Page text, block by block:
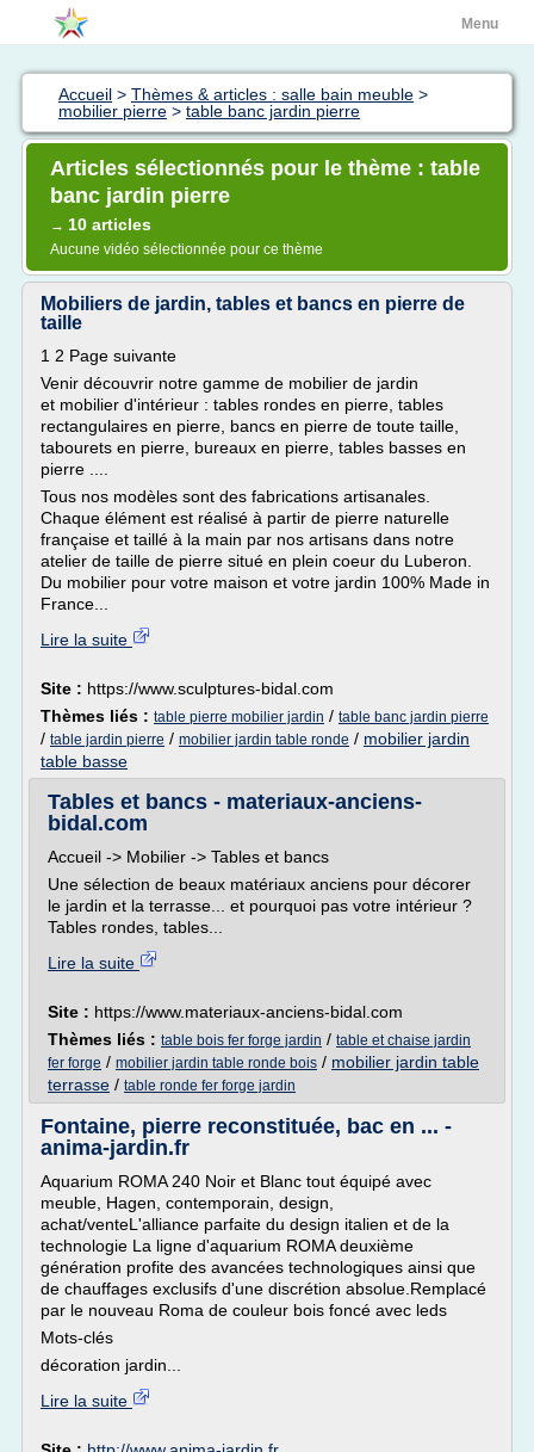
Menu
Accueil > Thèmes & articles : salle bain meuble >
mobilier pierre > table banc jardin pierre
Articles sélectionnés pour le thème : table
banc jardin pierre
→ 10 articles
Aucune vidéo sélectionnée pour ce thème
Mobiliers de jardin, tables et bancs en pierre de
taille
1 2 Page suivante
Venir découvrir notre gamme de mobilier de jardin
et mobilier d'intérieur : tables rondes en pierre, tables
rectangulaires en pierre, bancs en pierre de toute taille,
tabourets en pierre, bureaux en pierre, tables basses en
pierre ....
Tous nos modèles sont des fabrications artisanales.
Chaque élément est réalisé à partir de pierre naturelle
française et taillé à la main par nos artisans dans notre
atelier de taille de pierre situé en plein coeur du Luberon.
Du mobilier pour votre maison et votre jardin 100% Made in
France...
Lire la suite
Site : https://www.sculptures-bidal.com
Thèmes liés : table pierre mobilier jardin / table banc jardin pierre
/ table jardin pierre / mobilier jardin table ronde / mobilier jardin
table basse
Tables et bancs - materiaux-anciens-
bidal.com
Accueil -> Mobilier -> Tables et bancs
Une sélection de beaux matériaux anciens pour décorer
le jardin et la terrasse... et pourquoi pas votre intérieur ?
Tables rondes, tables...
Lire la suite
Site : https://www.materiaux-anciens-bidal.com
Thèmes liés : table bois fer forge jardin / table et chaise jardin
fer forge / mobilier jardin table ronde bois / mobilier jardin table
terrasse / table ronde fer forge jardin
Fontaine, pierre reconstituée, bac en ... -
anima-jardin.fr
Aquarium ROMA 240 Noir et Blanc tout équipé avec
meuble, Hagen, contemporain, design,
achat/venteL'alliance parfaite du design italien et de la
technologie La ligne d'aquarium ROMA deuxième
génération profite des avancées technologiques ainsi que
de chauffages exclusifs d'une discrétion absolue.Remplacé
par le nouveau Roma de couleur bois foncé avec leds
Mots-clés
décoration jardin...
Lire la suite